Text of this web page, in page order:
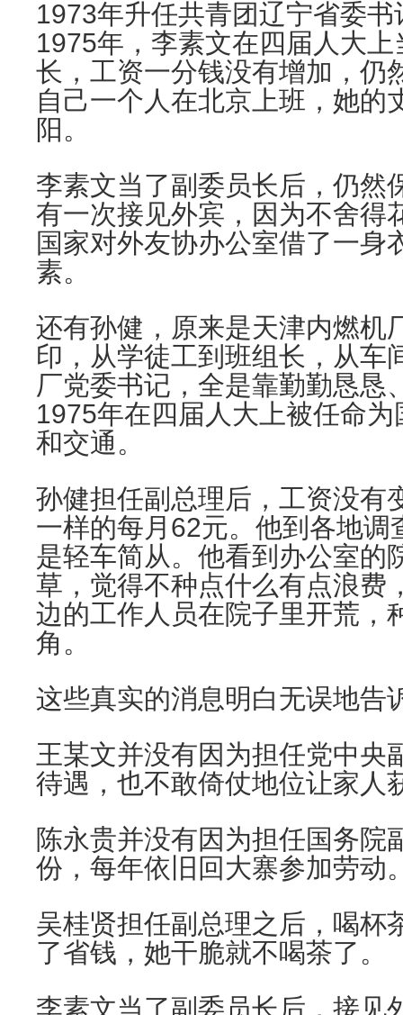
1973年升任共青团辽宁省委
1975年，李素文在四届人大
长，工资一分钱没有增加，仍
自己一个人在北京上班，她的
阳。
李素文当了副委员长后，仍然
有一次接见外宾，因为不舍得
国家对外友协办公室借了一身
素。
还有孙健，原来是天津内燃机
印，从学徒工到班组长，从车
厂党委书记，全是靠勤勤恳恳
1975年在四届人大上被任命
和交通。
孙健担任副总理后，工资没有
一样的每月62元。他到各地
是轻车简从。他看到办公室的
草，觉得不种点什么有点浪费
边的工作人员在院子里开荒，
角。
这些真实的消息明白无误地告
王某文并没有因为担任党中央
待遇，也不敢倚仗地位让家人
陈永贵并没有因为担任国务院
份，每年依旧回大寨参加劳动
吴桂贤担任副总理之后，喝杯
了省钱，她干脆就不喝茶了。
李素文当了副委员长后，接见